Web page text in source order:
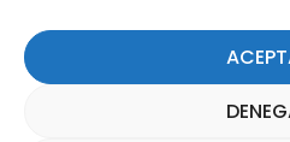
Suscríbete a